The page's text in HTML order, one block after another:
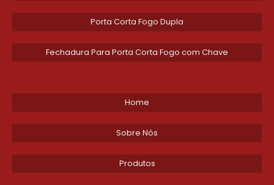
Porta Corta Fogo Dupla
Fechadura Para Porta Corta Fogo com Chave
Home
Sobre Nós
Produtos